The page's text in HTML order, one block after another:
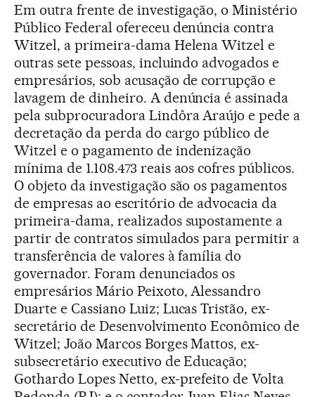
Em outra frente de investigação, o Ministério
Público Federal ofereceu denúncia contra
Witzel, a primeira-dama Helena Witzel e
outras sete pessoas, incluindo advogados e
empresários, sob acusação de corrupção e
lavagem de dinheiro. A denúncia é assinada
pela subprocuradora Lindôra Araújo e pede a
decretação da perda do cargo público de
Witzel e o pagamento de indenização
mínima de 1.108.473 reais aos cofres públicos.
O objeto da investigação são os pagamentos
de empresas ao escritório de advocacia da
primeira-dama, realizados supostamente a
partir de contratos simulados para permitir a
transferência de valores à família do
governador. Foram denunciados os
empresários Mário Peixoto, Alessandro
Duarte e Cassiano Luiz; Lucas Tristão, ex-
secretário de Desenvolvimento Econômico de
Witzel; João Marcos Borges Mattos, ex-
subsecretário executivo de Educação;
Gothardo Lopes Netto, ex-prefeito de Volta